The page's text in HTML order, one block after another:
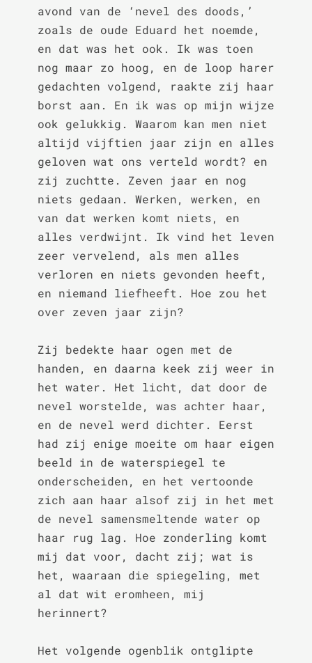
avond van de ‘nevel des doods,’
zoals de oude Eduard het noemde,
en dat was het ook. Ik was toen
nog maar zo hoog, en de loop harer
gedachten volgend, raakte zij haar
borst aan. En ik was op mijn wijze
ook gelukkig. Waarom kan men niet
altijd vijftien jaar zijn en alles
geloven wat ons verteld wordt? en
zij zuchtte. Zeven jaar en nog
niets gedaan. Werken, werken, en
van dat werken komt niets, en
alles verdwijnt. Ik vind het leven
zeer vervelend, als men alles
verloren en niets gevonden heeft,
en niemand liefheeft. Hoe zou het
over zeven jaar zijn?
Zij bedekte haar ogen met de
handen, en daarna keek zij weer in
het water. Het licht, dat door de
nevel worstelde, was achter haar,
en de nevel werd dichter. Eerst
had zij enige moeite om haar eigen
beeld in de waterspiegel te
onderscheiden, en het vertoonde
zich aan haar alsof zij in het met
de nevel samensmeltende water op
haar rug lag. Hoe zonderling komt
mij dat voor, dacht zij; wat is
het, waaraan die spiegeling, met
al dat wit eromheen, mij
herinnert?
Het volgende ogenblik ontglipte